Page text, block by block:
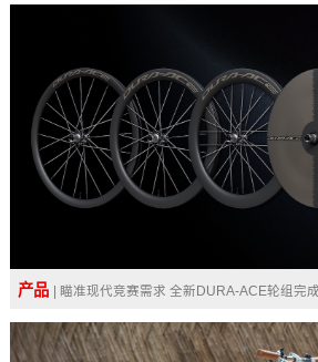
产品 | 瞄准现代竞赛需求 全新DURA-ACE轮组完